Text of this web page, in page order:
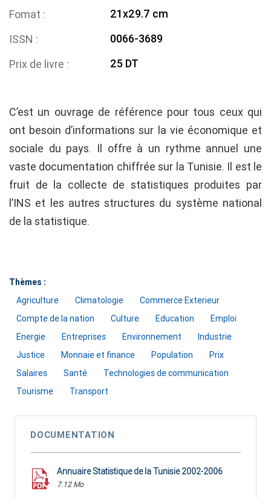
Fomat
21x29.7 cm
ISSN
0066-3689
Prix de livre
25 DT
C’est un ouvrage de référence pour tous ceux qui
ont besoin d’informations sur la vie économique et
sociale du pays. Il offre à un rythme annuel une
vaste documentation chiffrée sur la Tunisie. Il est le
fruit de la collecte de statistiques produites par
l’INS et les autres structures du système national
de la statistique.
Thèmes :
Agriculture
Climatologie
Commerce Exterieur
Compte de la nation
Culture Education
Emploi
Energie
Entreprises Environnement
Industrie
Justice
Monnaie et finance Population
Prix
Salaires
Santé
Technologies de communication
Tourisme
Transport
DOCUMENTATION
Annuaire Statistique de la Tunisie 2002-2006
7.12 Mo